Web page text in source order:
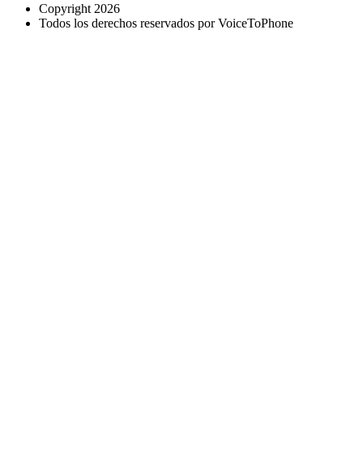
Copyright 2026
Todos los derechos reservados por VoiceToPhone